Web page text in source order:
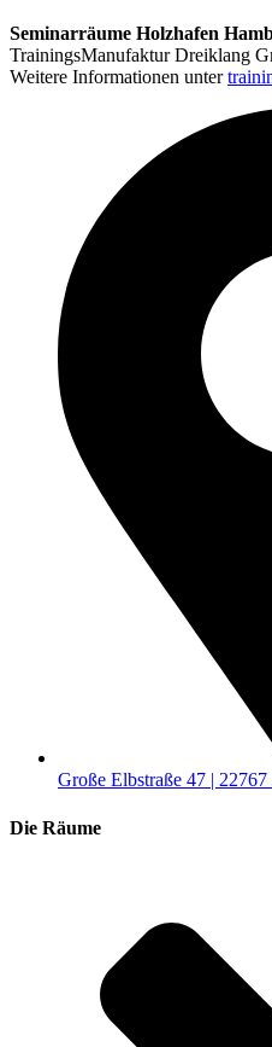
Seminarräume Holzhafen
TrainingsManufaktur Dreiklang
Weitere Informationen unter
Große Elbstraße 47 |
Die Räume